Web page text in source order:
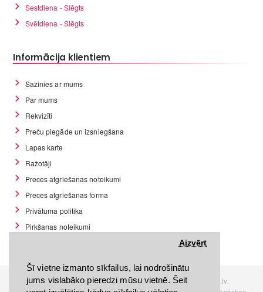
Šī vietne izmanto sīkfailus, lai nodrošinātu
jums vislabāko pieredzi mūsu vietnē. Šeit
Aizvērt
Sestdiena - Slēgts
Svētdiena - Slēgts
Informācija klientiem
Sazinies ar mums
Par mums
Rekvizīti
Preču piegāde un izsniegšana
Lapas karte
Ražotāji
Preces atgriešanas noteikumi
Preces atgriešanas forma
Privātuma politika
Pirkšanas noteikumi
Visas tiesības rezervētas. Interneta veikals www.Discomania.lv.